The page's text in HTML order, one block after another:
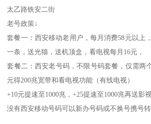
太乙路铁安二街
老号政策↓
套餐一：西安移动老用户，每月消费58元以上
一条，送光猫，送机顶盒，看电视每月16元，
套餐二：西安老号码，不限号码套餐，仅需两
元得200兆宽带和看电视功能（有线电视）
+10元提速至1000兆，+25提速至1000兆再送影
没有西安移动号码可以新办号码或不换号携号转